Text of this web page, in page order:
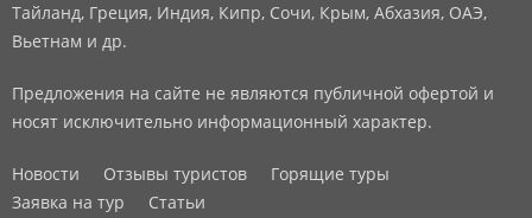
Тайланд, Греция, Индия, Кипр, Сочи, Крым, Абхазия, ОАЭ,
Вьетнам и др.
Предложения на сайте не являются публичной офертой и
носят исключительно информационный характер.
Новости Отзывы туристов
Горящие туры
Заявка на тур
Статьи